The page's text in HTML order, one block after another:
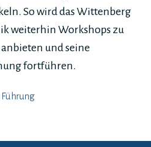
So wird das Wittenberg
weiterhin Workshops zu
und seine
fortführen.